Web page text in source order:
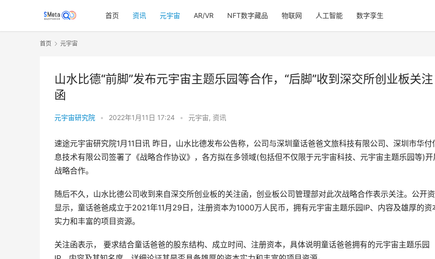
首页 资讯 元宇宙 AR/VR NFT数字藏品 物联网 人工智能 数字孪生
首页 元宇宙
山水比德“前脚”发布元宇宙主题乐园等合作，“后脚”收到深交所创业板关注
函
元宇宙研究院 • 2022年1月11日 17:24 • 元宇宙, 资讯
速途元宇宙研究院1月11日讯 昨日，山水比德发布公告称，公司与深圳童话爸爸文旅科技有限公司、深圳市华付
息技术有限公司签署了《战略合作协议》，各方拟在多领域(包括但不仅限于元宇宙科技、元宇宙主题乐园等)开
战略合作。
随后不久，山水比德公司收到来自深交所创业板的关注函，创业板公司管理部对此次战略合作表示关注。公开
显示，童话爸爸成立于2021年11月29日，注册资本为1000万人民币，拥有元宇宙主题乐园IP、内容及雄厚的资
实力和丰富的项目资源。
关注函表示， 要求结合童话爸爸的股东结构、成立时间、注册资本，具体说明童话爸爸拥有的元宇宙主题乐园